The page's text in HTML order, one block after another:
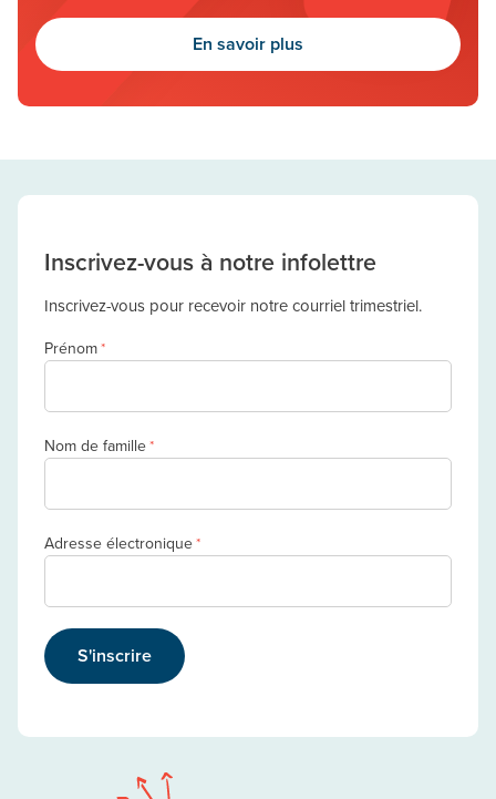
En savoir plus
Inscrivez-vous à notre infolettre
Inscrivez-vous pour recevoir notre courriel trimestriel.
Prénom*
Nom de famille*
Adresse électronique*
S'inscrire